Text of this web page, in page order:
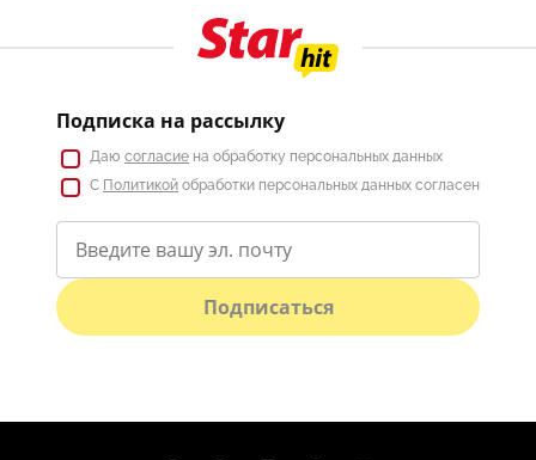
Подписка на рассылку
Даю согласие на обработку персональных данных
С Политикой обработки персональных данных согласен
Подписаться